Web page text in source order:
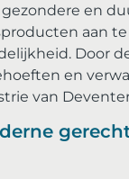
en
aan
Door
en
van